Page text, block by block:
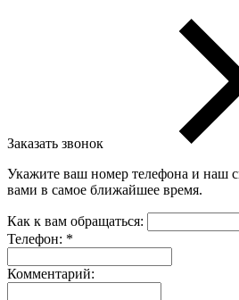
Заказать звонок
Укажите ваш номер телефона и наш
вами в самое ближайшее время.
Как к вам обращаться:
Телефон: *
Комментарий: